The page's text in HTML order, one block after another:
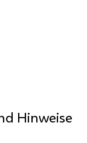
Hinweise